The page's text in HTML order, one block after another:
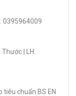
0395964009
| LH:
tiêu chuẩn BS EN